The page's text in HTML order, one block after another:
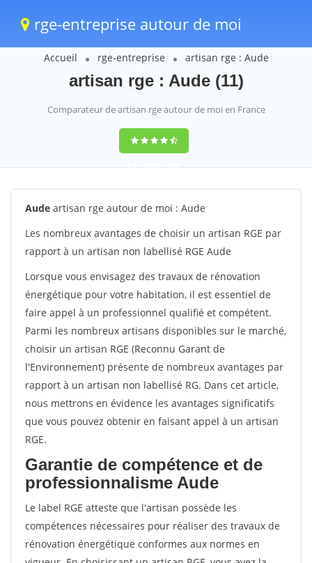
rge-entreprise autour de moi
Accueil rge-entreprise artisan rge : Aude
artisan rge : Aude (11)
Comparateur de artisan rge autour de moi en France
9,6(100%)1388
votes
Aude artisan rge autour de moi : Aude
Les nombreux avantages de choisir un artisan RGE par
rapport à un artisan non labellisé RGE Aude
Lorsque vous envisagez des travaux de rénovation
énergétique pour votre habitation, il est essentiel de
faire appel à un professionnel qualifié et compétent.
Parmi les nombreux artisans disponibles sur le marché,
choisir un artisan RGE (Reconnu Garant de
l'Environnement) présente de nombreux avantages par
rapport à un artisan non labellisé RG. Dans cet article,
nous mettrons en évidence les avantages significatifs
que vous pouvez obtenir en faisant appel à un artisan
RGE.
Garantie de compétence et de
professionnalisme Aude
Le label RGE atteste que l'artisan possède les
compétences nécessaires pour réaliser des travaux de
rénovation énergétique conformes aux normes en